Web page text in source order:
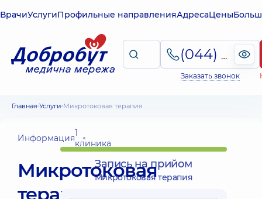
ВрачиУслугиПрофильные направленияАдресаЦены
(044) 495-2-888
Заказать звонок
Главная Услуги Микротоковая терапия
Информация1
клиника
Микротоковая
терапия
Запись на прийом
Микротоковая терапия